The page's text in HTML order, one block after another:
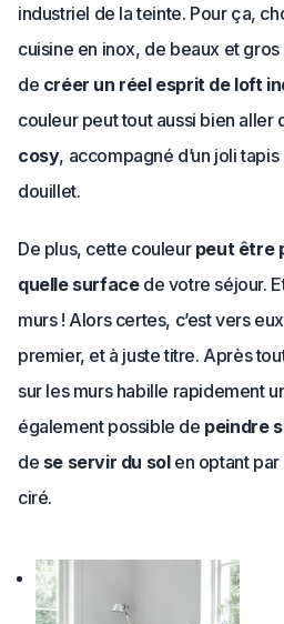
industriel de la teinte. Pour ça,
cuisine en inox, de beaux et
de créer un réel esprit de loft
couleur peut tout aussi bien aller
cosy, accompagné d’un joli
douillet.
De plus, cette couleur peut être
quelle surfacede votre séjour.
murs ! Alors certes, c’est vers
premier, et à juste titre. Après
sur les murs habille rapidement
également possible de peindre
de se servir du sol en optant
ciré.